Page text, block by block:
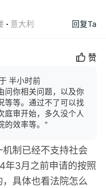
意大利 回复Ta
赞
半小时前
问你相关问题，以及你
等等。通过不了可以找
庭审开始，多久没个人
的效率等。"
制已经不支持社会
年3月之前申请的按照
具体也看法院怎么